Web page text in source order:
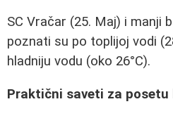
SC Vračar (25. Maj) i manji
poznati su po toplijoj vodi
hladniju vodu (oko 26°C).
Praktični saveti za posetu